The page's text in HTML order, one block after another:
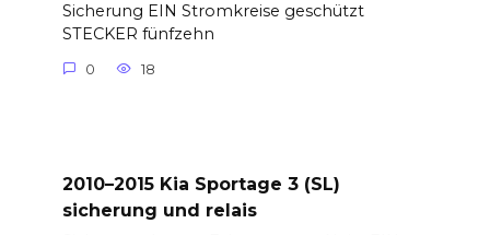
Sicherung EIN Stromkreise geschützt
STECKER fünfzehn
0 18
2010–2015 Kia Sportage 3 (SL)
sicherung und relais